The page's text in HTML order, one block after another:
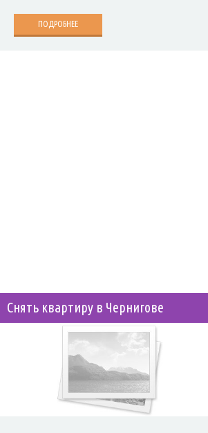
ПОДРОБНЕЕ
Снять квартиру в Чернигове